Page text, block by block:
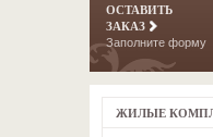
ОСТАВИТЬ
ЗАКАЗ
Заполните форму
ЖИЛЫЕ